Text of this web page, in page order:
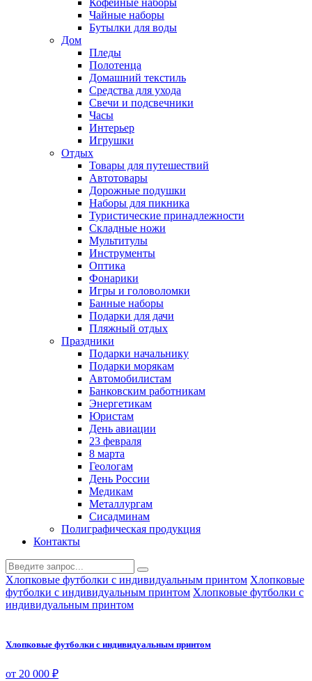
Кофейные наборы
Чайные наборы
Бутылки для воды
Дом
Пледы
Полотенца
Домашний текстиль
Средства для ухода
Свечи и подсвечники
Часы
Интерьер
Игрушки
Отдых
Товары для путешествий
Автотовары
Дорожные подушки
Наборы для пикника
Туристические принадлежности
Складные ножи
Мультитулы
Инструменты
Оптика
Фонарики
Игры и головоломки
Банные наборы
Подарки для дачи
Пляжный отдых
Праздники
Подарки начальнику
Подарки морякам
Автомобилистам
Банковским работникам
Энергетикам
Юристам
День авиации
23 февраля
8 марта
Геологам
День России
Медикам
Металлургам
Сисадминам
Полиграфическая продукция
Контакты
Хлопковые футболки с индивидуальным принтом Хлопковые
футболки с индивидуальным принтом Хлопковые футболки с
индивидуальным принтом
Хлопковые футболки с индивидуальным принтом
от 20 000 ₽